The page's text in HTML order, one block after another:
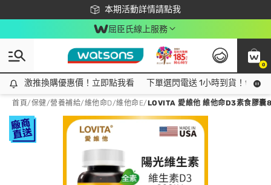
本期活動詳情請點我
下載app最高回饋$350
屈臣氏線上服務
0
激推換購優惠價！立即點我看
激推換購優惠價！立即點我看 下單選閃電送 1小時到貨！領神
首頁/保健/營養補給/維他命D/維他命E/LOVITA 愛維他 維他命D3素食膠